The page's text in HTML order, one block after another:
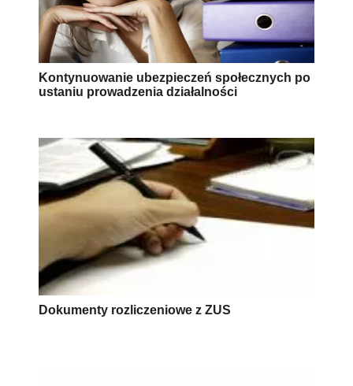
Kontynuowanie ubezpieczeń społecznych po
ustaniu prowadzenia działalności
Dokumenty rozliczeniowe z ZUS